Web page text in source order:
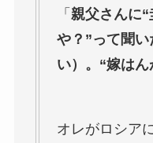
「 親父さんに“
や？”って聞
い）。“嫁はん
オレがロシア